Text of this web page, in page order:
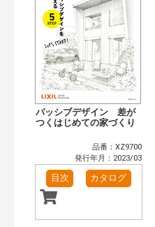
おすすめハッシュタグ
まずはここから（2）
省エネ住宅関連（5）
カテゴリー
窓・シャッター（4）
インテリア建材（7）
タイル建材（4）
トイレ（3）
水栓金具（3）
高性能住宅工法（3）
パッシブデザイン 差が
つくはじめての家づくり
品番：XZ9700
発行年月：2023/03
目次 カタログ